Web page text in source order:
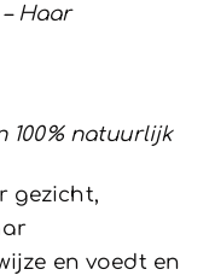
Haar
100% natuurlijk
gezicht,
en voedt en